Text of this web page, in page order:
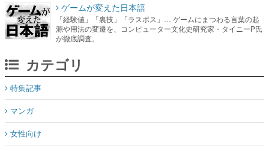
ゲームが変えた日本語
「経験値」「裏技」「ラスボス」… ゲームにまつわる言葉の起
源や用法の変遷を、コンピューター文化史研究家・タイニーP氏
が徹底調査。
カテゴリ
特集記事
マンガ
女性向け